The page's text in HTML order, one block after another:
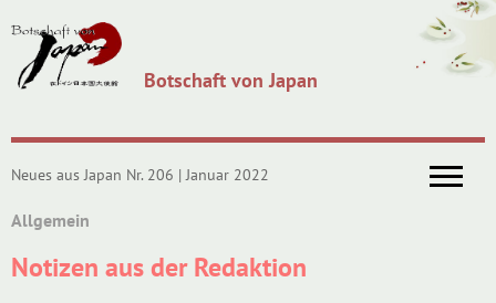
Botschaft von Japan
Neues aus Japan Nr. 206 | Januar 2022
Allgemein
Notizen aus der Redaktion